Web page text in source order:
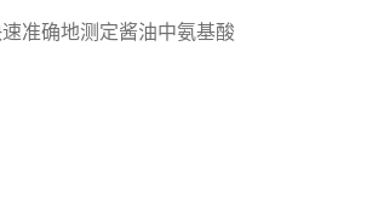
准确地测定酱油中氨基酸